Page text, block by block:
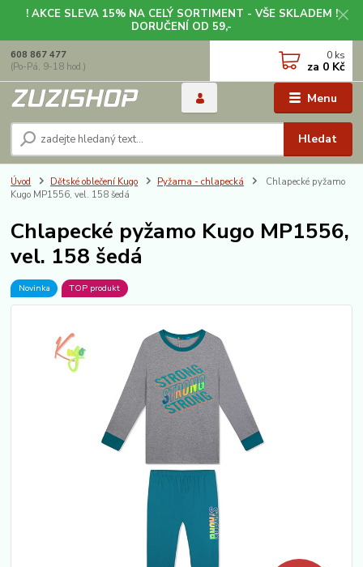
! AKCE SLEVA 15% NA CELÝ SORTIMENT - VŠE SKLADEM !
DORUČENÍ OD 59,-
Menu
Hledat
608 867 477
(Po-Pá, 9-18 hod.)
0 ks
za 0 Kč
Úvod Dětské oblečení Kugo Pyžama - chlapecká
Chlapecké pyžamo
Kugo MP1556, vel. 158 šedá
Chlapecké pyžamo Kugo MP1556,
vel. 158 šedá
Novinka TOP produkt